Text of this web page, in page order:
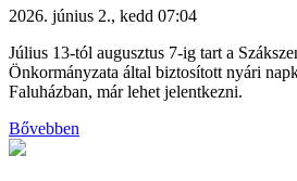
2026. június 2., kedd 07:04
Július 13-tól augusztus 7-ig tart a
Önkormányzata által biztosított nyári
Faluházban, már lehet jelentkezni.
Bővebben